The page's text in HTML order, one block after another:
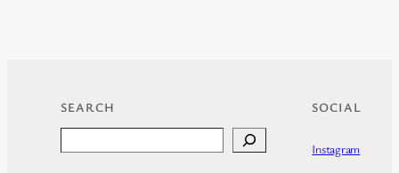
SEARCH SOCIAL
Instagram